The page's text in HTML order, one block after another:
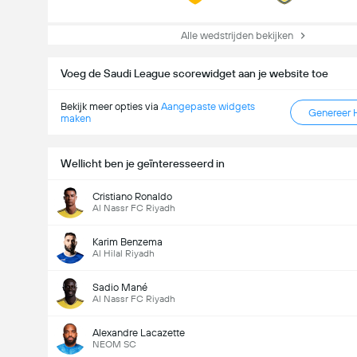
Alle wedstrijden bekijken
Voeg de Saudi League scorewidget aan je website toe
Bekijk meer opties via Aangepaste widgets
maken
Genereer
Wellicht ben je geïnteresseerd in
Cristiano Ronaldo
Al Nassr FC Riyadh
Karim Benzema
Al Hilal Riyadh
Sadio Mané
Al Nassr FC Riyadh
Alexandre Lacazette
NEOM SC